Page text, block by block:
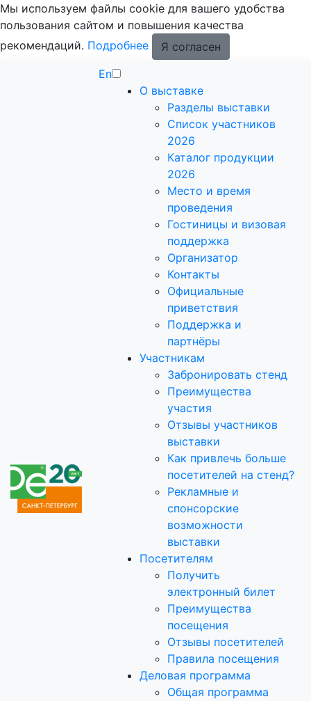
Мы используем файлы cookie для вашего удобства
пользования сайтом и повышения качества
рекомендаций. Подробнее
Я согласен
En
О выставке
Разделы выставки
Список участников
2026
Каталог продукции
2026
Место и время
проведения
Гостиницы и визовая
поддержка
Организатор
Контакты
Официальные
приветствия
Поддержка и
партнёры
Участникам
Забронировать стенд
Преимущества
участия
Отзывы участников
выставки
Как привлечь больше
посетителей на стенд?
Рекламные и
спонсорские
возможности
выставки
Посетителям
Получить
электронный билет
Преимущества
посещения
Отзывы посетителей
Правила посещения
Деловая программа
Общая программа